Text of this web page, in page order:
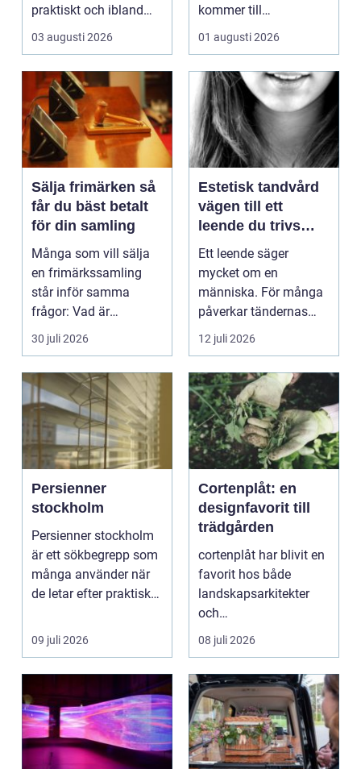
praktiskt och ibland
också mer br...
03 augusti 2026
kommer till
hemförbättr...
01 augusti 2026
Sälja frimärken så
får du bäst betalt
för din samling
Många som vill sälja
en frimärkssamling
står inför samma
frågor: Vad är
samlingen värd? Var
vänder m...
30 juli 2026
Estetisk tandvård
vägen till ett
leende du trivs
med
Ett leende säger
mycket om en
människa. För många
påverkar tändernas
utseende både
självförtroendet ...
12 juli 2026
Persienner
stockholm
Persienner stockholm
är ett sökbegrepp som
många använder när
de letar efter praktiska
09 juli 2026
Cortenplåt: en
designfavorit till
trädgården
cortenplåt har blivit en
favorit hos både
landskapsarkitekter
och
trädgårdsentusiaster.
Det är ett m...
08 juli 2026